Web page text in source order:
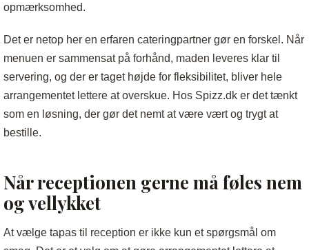
opmærksomhed.
Det er netop her en erfaren cateringpartner gør en forskel. Når
menuen er sammensat på forhånd, maden leveres klar til
servering, og der er taget højde for fleksibilitet, bliver hele
arrangementet lettere at overskue. Hos Spizz.dk er det tænkt
som en løsning, der gør det nemt at være vært og trygt at
bestille.
Når receptionen gerne må føles nem
og vellykket
At vælge tapas til reception er ikke kun et spørgsmål om